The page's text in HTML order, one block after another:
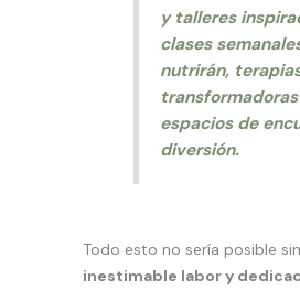
y talleres
clases
nutrirán,
espacios de
diversión.
Todo esto no sería posible
inestimable labor y